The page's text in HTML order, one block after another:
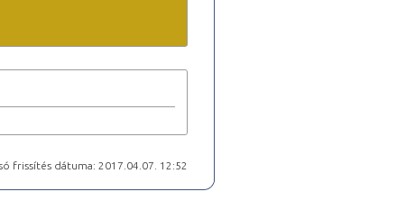
frissítés dátuma: 2017.04.07. 12:52